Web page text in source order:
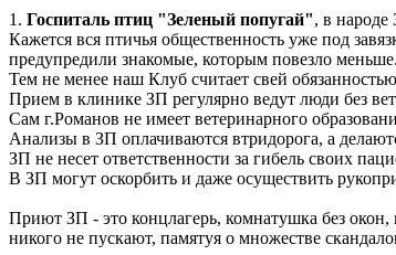
1. Госпиталь птиц "Зеленый попугай", в народе
Кажется вся птичья общественность уже под
предупредили знакомые, которым повезло меньше.
Тем не менее наш Клуб считает свей
Прием в клинике ЗП регулярно ведут люди без
Сам г.Романов не имеет ветеринарного
Анализы в ЗП оплачиваются втридорога, а
ЗП не несет ответственности за гибель своих
В ЗП могут оскорбить и даже осуществить
Приют ЗП - это концлагерь, комнатушка без окон,
никого не пускают, памятуя о множестве